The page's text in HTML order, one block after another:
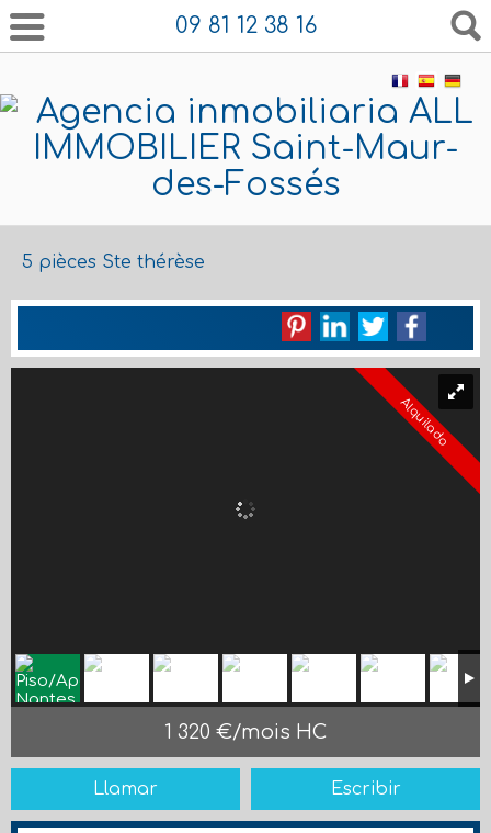
09 81 12 38 16
5 pièces Ste thérèse
Alquilado
1 320 €/mois HC
Llamar Escribir